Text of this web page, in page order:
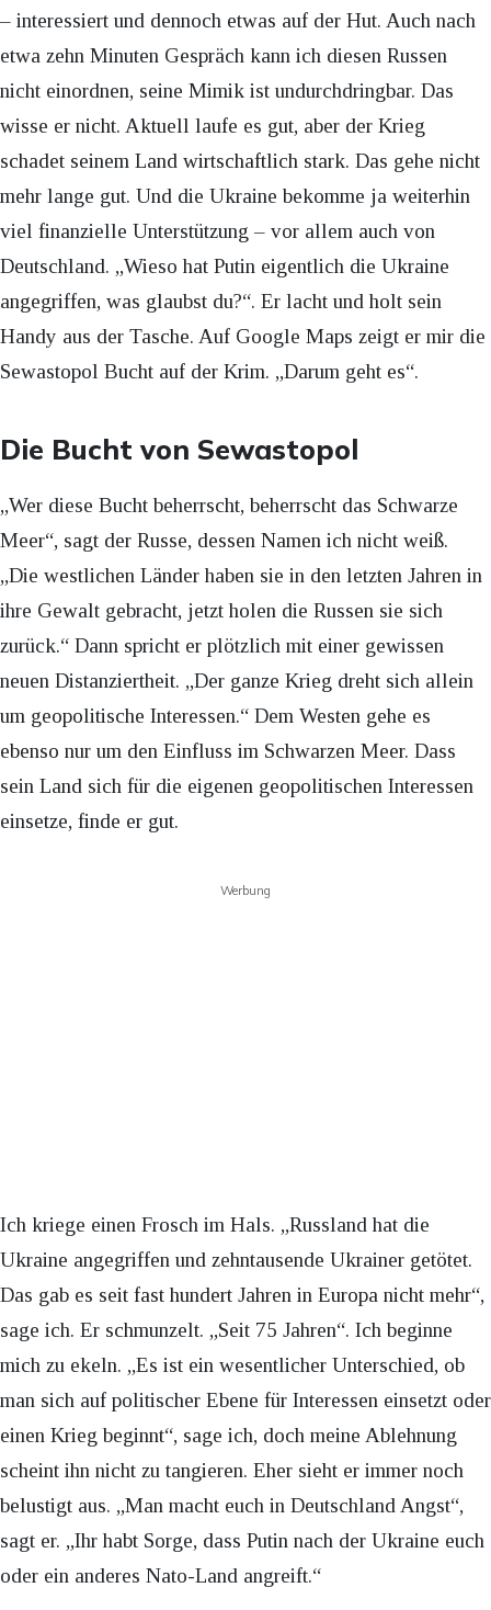
– interessiert und dennoch etwas auf der Hut. Auch nach
etwa zehn Minuten Gespräch kann ich diesen Russen
nicht einordnen, seine Mimik ist undurchdringbar. Das
wisse er nicht. Aktuell laufe es gut, aber der Krieg
schadet seinem Land wirtschaftlich stark. Das gehe nicht
mehr lange gut. Und die Ukraine bekomme ja weiterhin
viel finanzielle Unterstützung – vor allem auch von
Deutschland. „Wieso hat Putin eigentlich die Ukraine
angegriffen, was glaubst du?“. Er lacht und holt sein
Handy aus der Tasche. Auf Google Maps zeigt er mir die
Sewastopol Bucht auf der Krim. „Darum geht es“.
Die Bucht von Sewastopol
„Wer diese Bucht beherrscht, beherrscht das Schwarze
Meer“, sagt der Russe, dessen Namen ich nicht weiß.
„Die westlichen Länder haben sie in den letzten Jahren in
ihre Gewalt gebracht, jetzt holen die Russen sie sich
zurück.“ Dann spricht er plötzlich mit einer gewissen
neuen Distanziertheit. „Der ganze Krieg dreht sich allein
um geopolitische Interessen.“ Dem Westen gehe es
ebenso nur um den Einfluss im Schwarzen Meer. Dass
sein Land sich für die eigenen geopolitischen Interessen
einsetze, finde er gut.
Werbung
Ich kriege einen Frosch im Hals. „Russland hat die
Ukraine angegriffen und zehntausende Ukrainer getötet.
Das gab es seit fast hundert Jahren in Europa nicht mehr“,
sage ich. Er schmunzelt. „Seit 75 Jahren“. Ich beginne
mich zu ekeln. „Es ist ein wesentlicher Unterschied, ob
man sich auf politischer Ebene für Interessen einsetzt oder
einen Krieg beginnt“, sage ich, doch meine Ablehnung
scheint ihn nicht zu tangieren. Eher sieht er immer noch
belustigt aus. „Man macht euch in Deutschland Angst“,
sagt er. „Ihr habt Sorge, dass Putin nach der Ukraine euch
oder ein anderes Nato-Land angreift.“